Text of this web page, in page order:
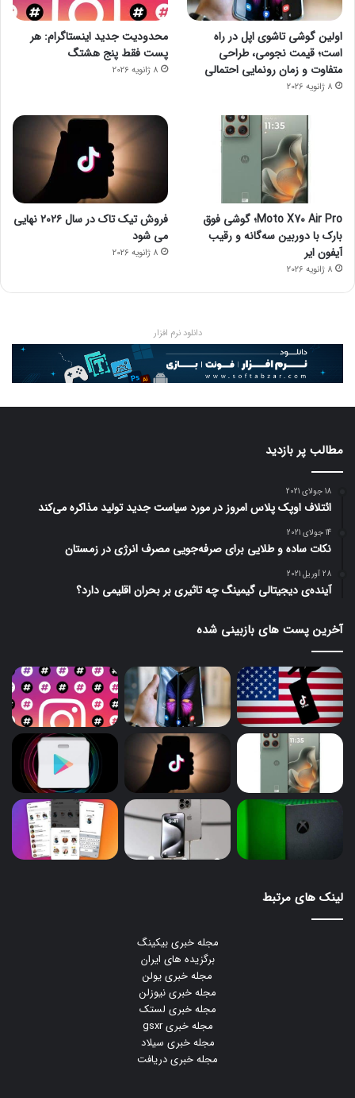
اولین گوشی تاشوی اپل در راه
است؛ قیمت نجومی، طراحی
متفاوت و زمان رونمایی احتمالی
8 ژانویه 2026
محدودیت جدید اینستاگرام: هر
پست فقط پنج هشتگ
8 ژانویه 2026
Moto X70 Air Pro؛ گوشی فوق
بارک با دوربین سه‌گانه و رقیب
آیفون ایر
8 ژانویه 2026
فروش تیک تاک در سال ۲۰۲۶ نهایی
می شود
8 ژانویه 2026
دانلود نرم افزار
مطالب پر بازدید
18 جولای 2021
ائتلاف اوپک پلاس امروز در مورد سیاست جدید تولید مذاکره می‌کند
14 جولای 2021
نکات ساده و طلایی برای صرفه‌جویی مصرف انرژی در زمستان
28 آوریل 2021
آینده‌ی دیجیتالی گیمینگ چه تاثیری بر بحران اقلیمی دارد؟
آخرین پست های بازبینی شده
لینک های مرتبط
مجله خبری بیکینگ
برگزیده های ایران
مجله خبری یولن
مجله خبری نیوزلن
مجله خبری لستک
مجله خبری gsxr
مجله خبری سیلاد
مجله خبری دریافت